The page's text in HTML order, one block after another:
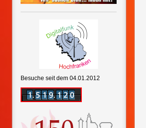
Besuche seit dem 04.01.2012